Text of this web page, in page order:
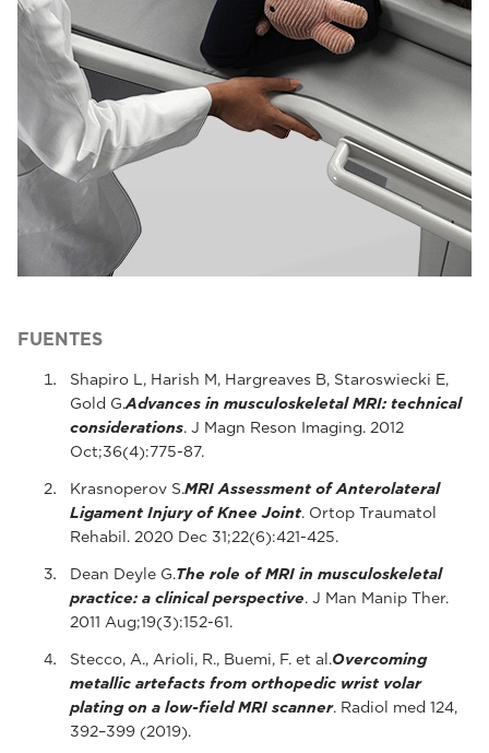
FUENTES
Shapiro L, Harish M, Hargreaves B, Staroswiecki E,
Gold G.Advances in musculoskeletal MRI: technical
considerations. J Magn Reson Imaging. 2012
Oct;36(4):775-87.
Krasnoperov S.MRI Assessment of Anterolateral
Ligament Injury of Knee Joint. Ortop Traumatol
Rehabil. 2020 Dec 31;22(6):421-425.
Dean Deyle G.The role of MRI in musculoskeletal
practice: a clinical perspective. J Man Manip Ther.
2011 Aug;19(3):152-61.
Stecco, A., Arioli, R., Buemi, F. et al.Overcoming
metallic artefacts from orthopedic wrist volar
plating on a low-field MRI scanner. Radiol med 124,
392–399 (2019).